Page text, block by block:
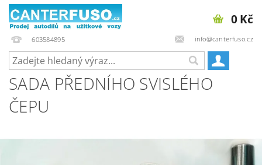
603584895 info@canterfuso.cz
0 Kč
SADA PŘEDNÍHO SVISLÉHO
ČEPU